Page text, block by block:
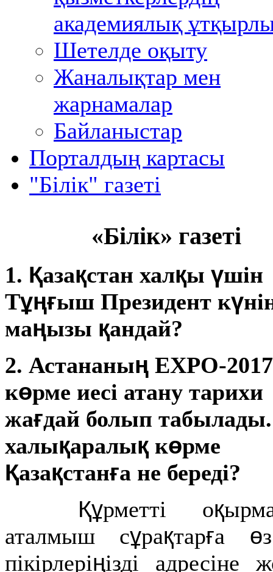
академиялық
Шетелде оқыту
Жаналықтар мен
жарнамалар
Байланыстар
Порталдың картасы
"Білік" газеті
«Білік» газеті
1. Қазақстан халқы үшін
Тұңғыш Президент кү
маңызы қандай?
2. Астананың ЕХРО-2017
көрме иесі атану тарихи
жағдай болып
халықаралық көрме
Қазақстанға не береді?
Құрметті оқ
аталмыш сұрақтарға ө
пікірлеріңізді адресіне